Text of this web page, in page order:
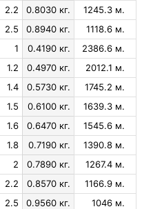
2.2 0.8030 кг.
1245.3 м.
2.5 0.8940 кг.
1118.6 м.
1 0.4190 кг.
2386.6 м.
1.2 0.4970 кг.
2012.1 м.
1.4 0.5730 кг.
1745.2 м.
1.5 0.6100 кг.
1639.3 м.
1.6 0.6470 кг.
1545.6 м.
1.8 0.7190 кг.
1390.8 м.
2 0.7890 кг.
1267.4 м.
2.2 0.8570 кг.
1166.9 м.
2.5 0.9560 кг.
1046 м.